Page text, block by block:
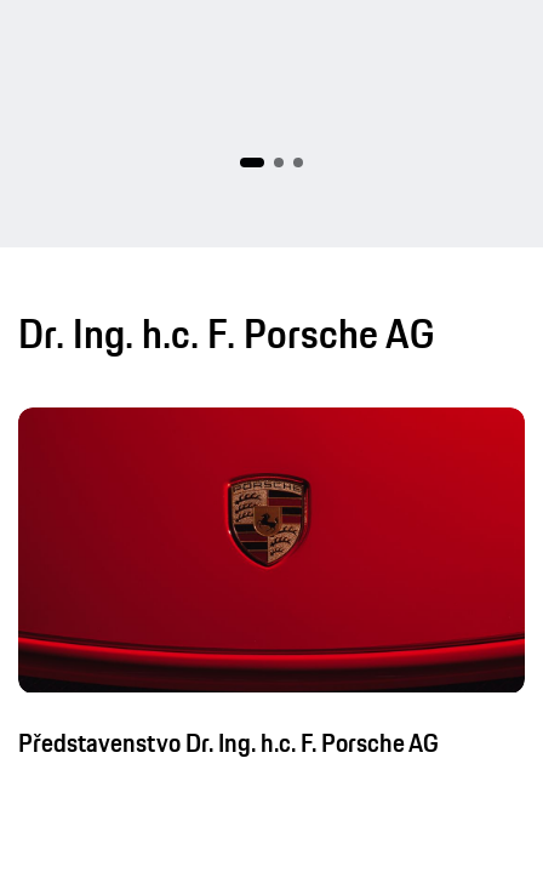
Dr. Ing. h.c. F. Porsche AG
Představenstvo Dr. Ing. h.c. F. Porsche AG